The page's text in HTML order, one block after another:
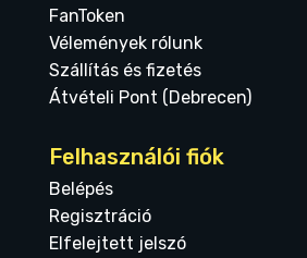
FanToken
Vélemények rólunk
Szállítás és fizetés
Átvételi Pont (Debrecen)
Felhasználói fiók
Belépés
Regisztráció
Elfelejtett jelszó